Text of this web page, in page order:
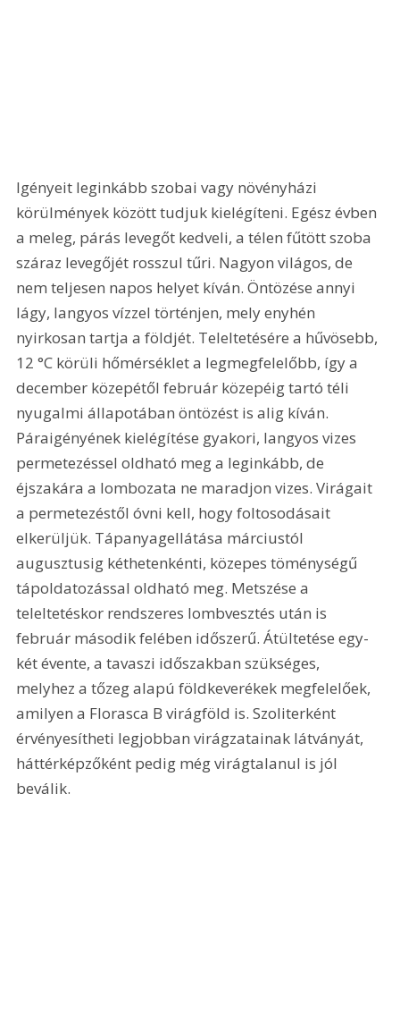
Igényeit leginkább szobai vagy növényházi
körülmények között tudjuk kielégíteni. Egész évben
a meleg, párás levegőt kedveli, a télen fűtött szoba
száraz levegőjét rosszul tűri. Nagyon világos, de
nem teljesen napos helyet kíván. Öntözése annyi
lágy, langyos vízzel történjen, mely enyhén
nyirkosan tartja a földjét. Teleltetésére a hűvösebb,
12 °C körüli hőmérséklet a legmegfelelőbb, így a
december közepétől február közepéig tartó téli
nyugalmi állapotában öntözést is alig kíván.
Páraigényének kielégítése gyakori, langyos vizes
permetezéssel oldható meg a leginkább, de
éjszakára a lombozata ne maradjon vizes. Virágait
a permetezéstől óvni kell, hogy foltosodásait
elkerüljük. Tápanyagellátása márciustól
augusztusig kéthetenkénti, közepes töménységű
tápoldatozással oldható meg. Metszése a
teleltetéskor rendszeres lombvesztés után is
február második felében időszerű. Átültetése egy-
két évente, a tavaszi időszakban szükséges,
melyhez a tőzeg alapú földkeverékek megfelelőek,
amilyen a Florasca B virágföld is. Szoliterként
érvényesítheti legjobban virágzatainak látványát,
háttérképzőként pedig még virágtalanul is jól
beválik.